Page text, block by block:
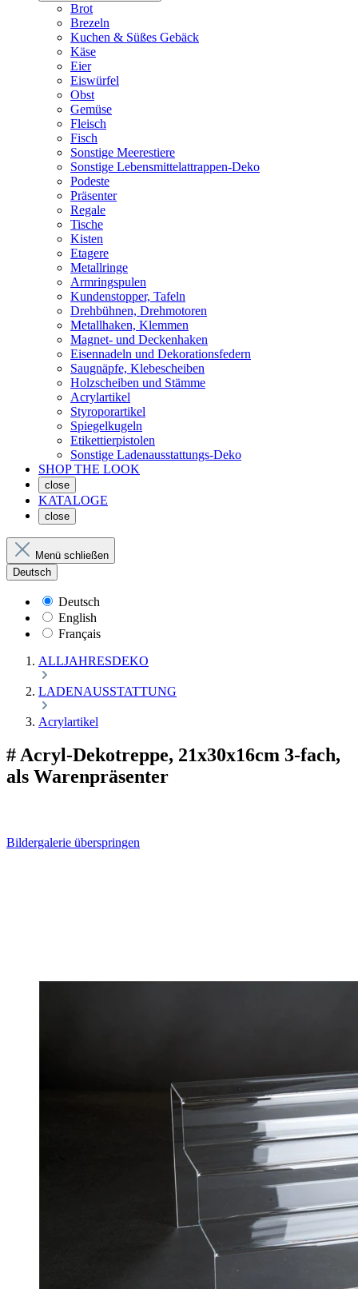
Brot
Brezeln
Kuchen & Süßes Gebäck
Käse
Eier
Eiswürfel
Obst
Gemüse
Fleisch
Fisch
Sonstige Meerestiere
Sonstige Lebensmittelattrappen-Deko
Podeste
Präsenter
Regale
Tische
Kisten
Etagere
Metallringe
Armringspulen
Kundenstopper, Tafeln
Drehbühnen, Drehmotoren
Metallhaken, Klemmen
Magnet- und Deckenhaken
Eisennadeln und Dekorationsfedern
Saugnäpfe, Klebescheiben
Holzscheiben und Stämme
Acrylartikel
Styroporartikel
Spiegelkugeln
Etikettierpistolen
Sonstige Ladenausstattungs-Deko
SHOP THE LOOK
close
KATALOGE
close
Menü schließen
Deutsch
Deutsch
English
Français
ALLJAHRESDEKO
LADENAUSSTATTUNG
Acrylartikel
# Acryl-Dekotreppe, 21x30x16cm 3-fach,
als Warenpräsenter
Bildergalerie überspringen